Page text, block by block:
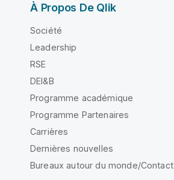
À Propos De Qlik
Société
Leadership
RSE
DEI&B
Programme académique
Programme Partenaires
Carrières
Dernières nouvelles
Bureaux autour du monde/Contact